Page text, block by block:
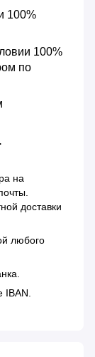
100%
100%
по
на
доставки
любого